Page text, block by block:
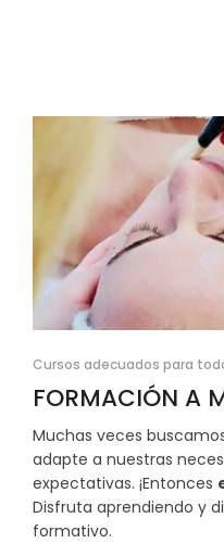
Cursos adecuados para
FORMACIÓN A
Muchas veces
adapte a nuestras
expectativas. ¡Entonces
Disfruta aprendiendo y
formativo.